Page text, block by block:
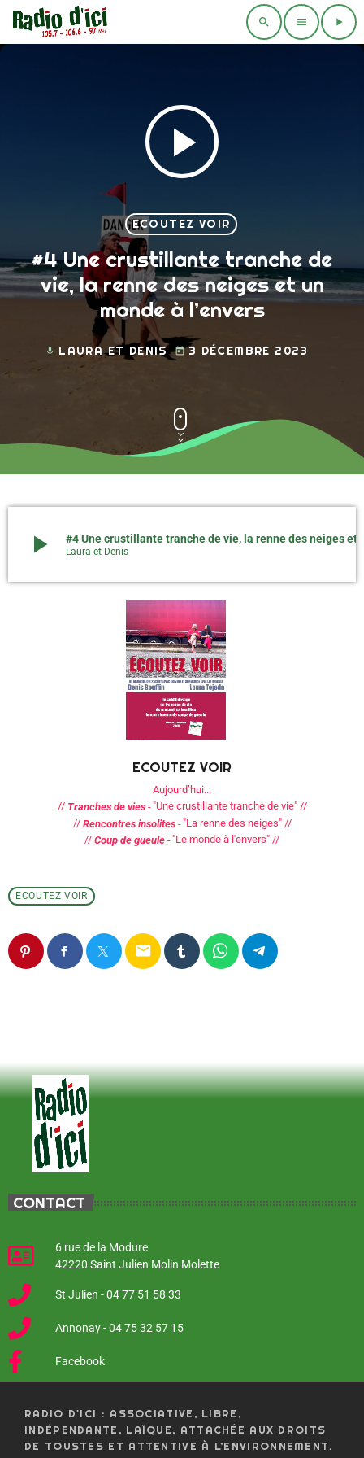
search menu play_arrow
play_arrow
ECOUTEZ VOIR
#4 Une crustillante tranche de
vie, la renne des neiges et un
monde à l’envers
mic LAURA ET DENIS today 3 DÉCEMBRE 2023
play_arrow Laura et Denis
ECOUTEZ VOIR
Aujourd’hui...
// Tranches de vies-"Une crustillante tranche de vie" //
// Rencontres insolites-"La renne des neiges" //
// Coup de gueule -"Le monde à l'envers" //
ECOUTEZ VOIR
email
CONTACT
6 rue de la Modure
42220 Saint Julien Molin Molette
St Julien - 04 77 51 58 33
Annonay - 04 75 32 57 15
Facebook
RADIO D'ICI : ASSOCIATIVE, LIBRE,
INDÉPENDANTE, LAÏQUE, ATTACHÉE AUX DROITS
DE TOUSTES ET ATTENTIVE À L’ENVIRONNEMENT.